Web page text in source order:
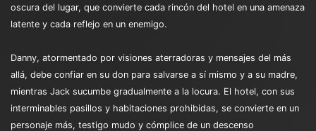
oscura del lugar, que convierte cada rincón del hotel en una amenaza
latente y cada reflejo en un enemigo.
Danny, atormentado por visiones aterradoras y mensajes del más
allá, debe confiar en su don para salvarse a sí mismo y a su madre,
mientras Jack sucumbe gradualmente a la locura. El hotel, con sus
interminables pasillos y habitaciones prohibidas, se convierte en un
personaje más, testigo mudo y cómplice de un descenso